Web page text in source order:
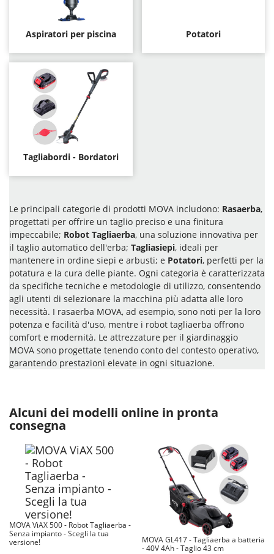
Aspiratori per piscina Potatori
Tagliabordi - Bordatori
Le principali categorie di prodotti MOVA includono: Rasaerba,
progettati per offrire un taglio preciso e una finitura
impeccabile; Robot Tagliaerba, una soluzione innovativa per
il taglio automatico dell'erba; Tagliasiepi, ideali per
mantenere in ordine siepi e arbusti; e Potatori, perfetti per la
potatura e la cura delle piante. Ogni categoria è caratterizzata
da specifiche tecniche e metodologie di utilizzo, consentendo
agli utenti di selezionare la macchina più adatta alle loro
necessità. I rasaerba MOVA, ad esempio, sono noti per la loro
potenza e facilità d'uso, mentre i robot tagliaerba offrono
comfort e modernità. Le attrezzature per il giardinaggio
MOVA sono progettate tenendo conto del contesto operativo,
garantendo prestazioni elevate in ogni situazione.
Alcuni dei modelli online in pronta
consegna
MOVA ViAX 500 - Robot Tagliaerba -
Senza impianto - Scegli la tua
versione!
MOVA GL417 - Tagliaerba a batteria
- 40V 4Ah - Taglio 43 cm